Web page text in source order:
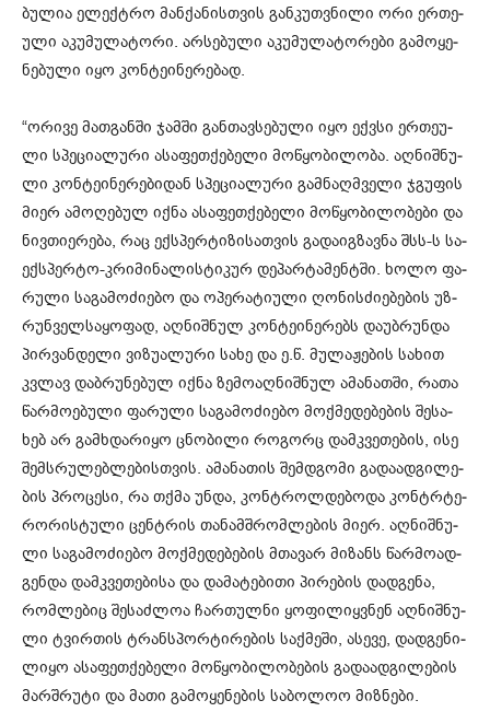
ბუ­ლია ელექტრო მან­ქა­ნის­თვის გან­კუთ­ვნი­ლი ორი ერ­თე­
უ­ლი აკუ­მუ­ლა­ტო­რი. არ­სე­ბუ­ლი აკუ­მუ­ლა­ტო­რე­ბი გა­მო­ყე­
ნე­ბუ­ლი იყო კონ­ტე­ი­ნე­რე­ბად.
“ორი­ვე მათ­გან­ში ჯამ­ში გან­თავ­სე­ბუ­ლი იყო ექ­ვსი ერ­თე­უ­
ლი სპე­ცი­ა­ლუ­რი ასა­ფეთ­ქე­ბე­ლი მო­წყო­ბი­ლო­ბა. აღ­ნიშ­ნუ­
ლი კონ­ტე­ი­ნე­რე­ბი­დან სპე­ცი­ა­ლუ­რი გამ­ნაღმვე­ლი ჯგუ­ფის
მიერ ამო­ღე­ბულ იქნა ასა­ფეთ­ქე­ბე­ლი მო­წყო­ბი­ლო­ბე­ბი და
ნივ­თი­ე­რე­ბა, რაც ექ­სპერ­ტი­ზი­სათ­ვის გა­და­იგ­ზავ­ნა შსს-ს სა­
ექ­სპერ­ტო-კრი­მი­ნა­ლის­ტი­კურ დე­პარ­ტა­მენ­ტში. ხოლო ფა­
რუ­ლი სა­გა­მო­ძი­ე­ბო და ოპე­რა­ტი­უ­ლი ღო­ნის­ძი­ე­ბე­ბის უზ­
რუნ­ველ­სა­ყო­ფად, აღ­ნიშ­ნულ კონ­ტე­ი­ნე­რებს და­უბ­რუნ­და
პირ­ვან­დე­ლი ვი­ზუ­ა­ლუ­რი სახე და ე.წ. მუ­ლა­ჟე­ბის სა­ხით
კვლავ დაბ­რუ­ნე­ბულ იქნა ზე­მო­აღ­ნიშ­ნულ ამა­ნათ­ში, რათა
წარ­მო­ე­ბუ­ლი ფა­რუ­ლი სა­გა­მო­ძი­ე­ბო მოქ­მე­დე­ბე­ბის შე­სა­
ხებ არ გამ­ხდა­რი­ყო ცნო­ბი­ლი რო­გორც დამ­კვე­თე­ბის, ისე
შემ­სრუ­ლებ­ლე­ბის­თვის. ამა­ნა­თის შემ­დგო­მი გა­და­ად­გი­ლე­
ბის პრო­ცე­სი, რა თქმა უნდა, კონ­ტროლ­დე­ბო­და კონ­ტრტე­
რო­რის­ტუ­ლი ცენ­ტრის თა­ნამ­შრომ­ლე­ბის მიერ. აღ­ნიშ­ნუ­
ლი სა­გა­მო­ძი­ე­ბო მოქ­მე­დე­ბე­ბის მთა­ვარ მი­ზანს წარ­მო­ად­
გენ­და დამ­კვე­თე­ბი­სა და და­მა­ტე­ბი­თი პი­რე­ბის დად­გე­ნა,
რომ­ლე­ბიც შე­საძ­ლოა ჩარ­თულ­ნი ყო­ფი­ლიყ­ვნენ აღ­ნიშ­ნუ­
ლი ტვირ­თის ტრან­სპორ­ტი­რე­ბის საქ­მე­ში, ასე­ვე, დად­გე­ნი­
ლი­ყო ასა­ფეთ­ქე­ბე­ლი მო­წყო­ბი­ლო­ბე­ბის გა­და­ად­გი­ლე­ბის
მარ­შრუ­ტი და მათი გა­მო­ყე­ნე­ბის სა­ბო­ლოო მიზ­ნე­ბი.